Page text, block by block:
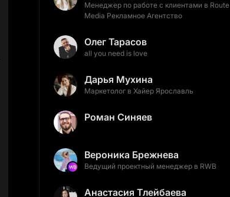
Менеджер по работе с клиентами в Route
Media Рекламное Агентство
Олег Тарасов
all you need is love
Дарья Мухина
Маркетолог в Хайер Ярославль
Роман Синяев
Вероника Брежнева
Ведущий проектный менеджер в RWB
Анастасия Тлейбаева